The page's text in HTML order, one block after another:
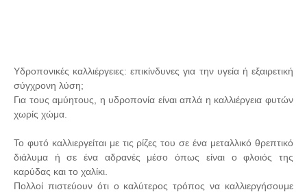
Υδροπονικές καλλιέργειες: επικίνδυνες για την υγεία ή εξαιρετική
σύγχρονη λύση;
Για τους αμύητους, η υδροπονία είναι απλά η καλλιέργεια φυτών
χωρίς χώμα.
Το φυτό καλλιεργείται με τις ρίζες του σε ένα μεταλλικό θρεπτικό
διάλυμα ή σε ένα αδρανές μέσο όπως είναι ο φλοιός της
καρύδας και το χαλίκι.
Πολλοί πιστεύουν ότι ο καλύτερος τρόπος να καλλιεργήσουμε